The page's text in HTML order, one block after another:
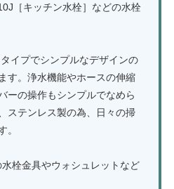
［キッチン水栓］などの水栓
イプでシンプルなデザインの
す。浄水機能やホースの伸縮
ーの操作もシンプルでなめら
ステンレス製の為、日々の掃
。
栓金具やウォシュレットなど